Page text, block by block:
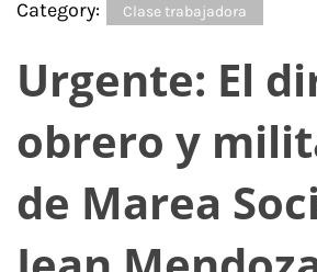
Category: Clase trabajadora
Urgente: El
obrero y
de Marea